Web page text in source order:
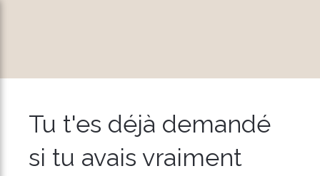
Tu t'es déjà demandé
si tu avais vraiment